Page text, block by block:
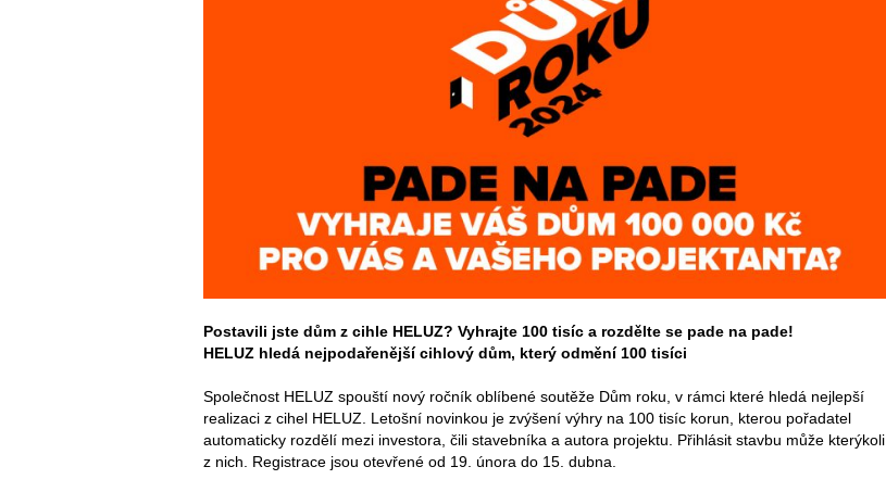
Postavili jste dům z cihle HELUZ? Vyhrajte 100 tisíc a rozdělte se pade na pade!
HELUZ hledá nejpodařenější cihlový dům, který odmění 100 tisíci
Společnost HELUZ spouští nový ročník oblíbené soutěže Dům roku, v rámci které hledá nejlepší
realizaci z cihel HELUZ. Letošní novinkou je zvýšení výhry na 100 tisíc korun, kterou pořadatel
automaticky rozdělí mezi investora, čili stavebníka a autora projektu. Přihlásit stavbu může kterýkoli
z nich. Registrace jsou otevřené od 19. února do 15. dubna.